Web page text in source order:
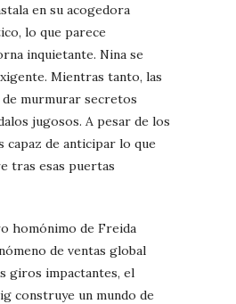
en su acogedora
lo que parece
inquietante. Nina se
Mientras tanto, las
de murmurar secretos
jugosos. A pesar de los
capaz de anticipar lo que
tras esas puertas
homónimo de Freida
de ventas global
giros impactantes, el
construye un mundo de